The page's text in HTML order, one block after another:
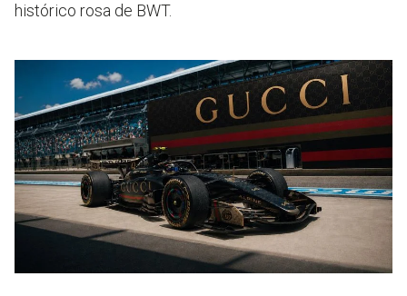
histórico rosa de BWT.